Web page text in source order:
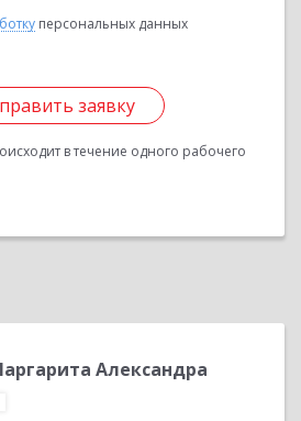
персональных данных
заявку
в течение одного рабочего
Александра